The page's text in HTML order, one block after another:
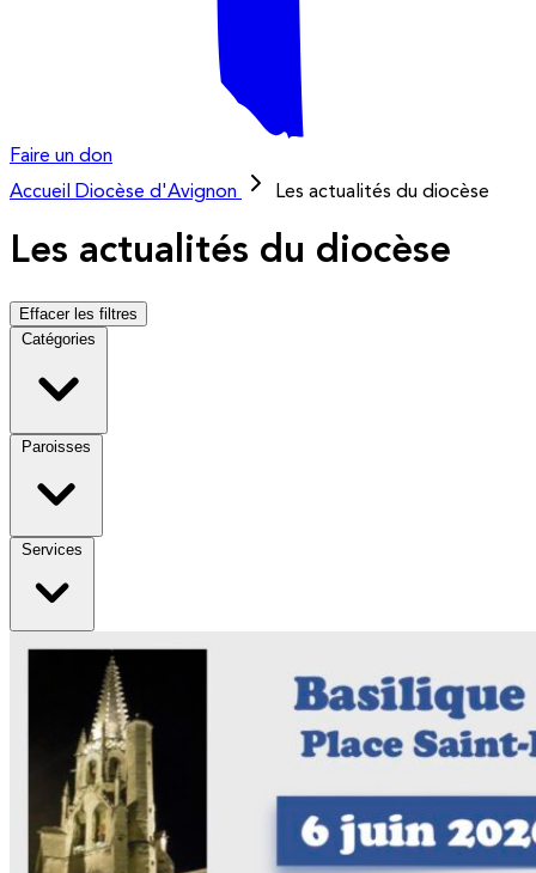
Faire un don
Accueil
Diocèse d'Avignon Les actualités du diocèse
Les actualités du diocèse
Effacer les filtres
Catégories
Paroisses
Services